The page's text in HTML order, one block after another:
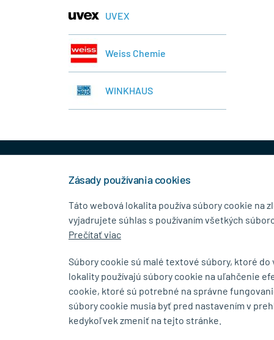
UVEX
Weiss Chemie
WINKHAUS
KONTAKTNÉ ÚDAJE
MB.Kovanie
Pavla Horova 1/23, 080 01
Prešov
Zobraziť na mape
O
Blog
Zásady používania cookies
Táto webová lokalita používa súbory cookie na
vyjadrujete súhlas s používaním všetkých
Prečítať viac
Súbory cookie sú malé textové súbory, ktoré
lokality používajú súbory cookie na uľahčenie
cookie, ktoré sú potrebné na správne
súbory cookie musia byť pred nastavením v
kedykoľvek zmeniť na tejto stránke.